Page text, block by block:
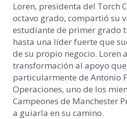
Loren, presidenta del Torch
octavo grado, compartió su
estudiante de primer grado
hasta una líder fuerte que
de su propio negocio. Loren
transformación al apoyo
particularmente de Antonio
Operaciones, uno de los
Campeones de Manchester
a guiarla en su camino.